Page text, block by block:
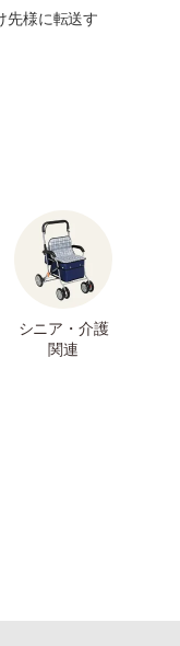
先様に転送す
シニア・介護
関連